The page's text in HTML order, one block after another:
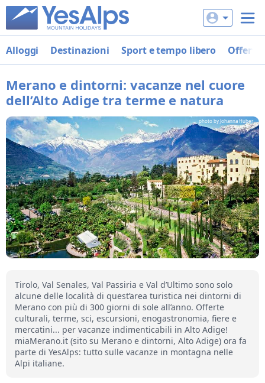
Alloggi Destinazioni Sport e tempo libero Offerte
Merano e dintorni: vacanze nel cuore
dell’Alto Adige tra terme e natura
photo by Johanna Huber
Tirolo, Val Senales, Val Passiria e Val d’Ultimo sono solo
alcune delle località di quest’area turistica nei dintorni di
Merano con più di 300 giorni di sole all’anno. Offerte
culturali, terme, sci, escursioni, enogastronomia, fiere e
mercatini... per vacanze indimenticabili in Alto Adige!
miaMerano.it (sito su Merano e dintorni, Alto Adige) ora fa
parte di YesAlps: tutto sulle vacanze in montagna nelle
Alpi italiane.